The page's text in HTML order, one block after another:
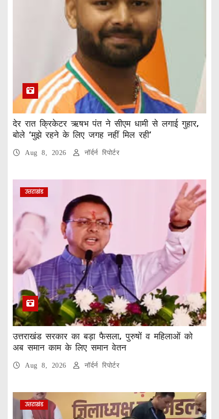
देर रात क्रिकेटर ऋषभ पंत ने सीएम धामी से लगाई गुहार,
बोले ‘मुझे रहने के लिए जगह नहीं मिल रही’
Aug 8, 2026 नॉर्दर्न रिपोर्टर
उत्तराखंड
उत्तराखंड सरकार का बड़ा फैसला, पुरुषों व महिलाओं को
अब समान काम के लिए समान वेतन
Aug 8, 2026 नॉर्दर्न रिपोर्टर
उत्तराखंड